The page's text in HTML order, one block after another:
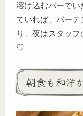
溶け込むバーで
ていれば、バー
り、夜はスタッ
♡
朝食も和洋